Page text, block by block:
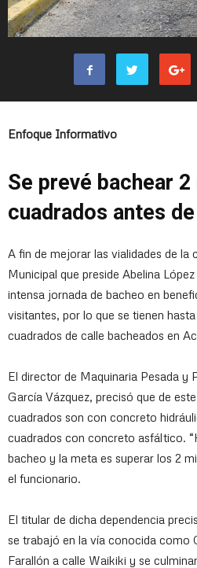
Enfoque Informativo
Se prevé bachear
cuadrados antes
A fin de mejorar las vialidades de la
Municipal que preside Abelina
intensa jornada de bacheo en
visitantes, por lo que se tienen
cuadrados de calle bacheados en
El director de Maquinaria Pesada y
García Vázquez, precisó que de
cuadrados son con concreto
cuadrados con concreto asfáltico.
bacheo y la meta es superar los 2
el funcionario.
El titular de dicha dependencia
se trabajó en la vía conocida como
Farallón a calle Waikiki y se